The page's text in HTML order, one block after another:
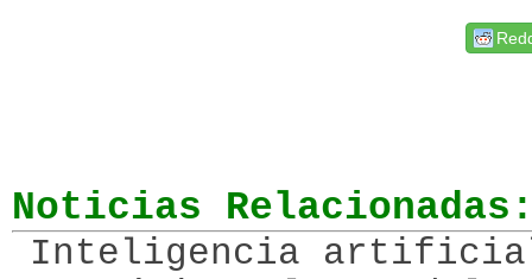
Noticias
Inteligencia